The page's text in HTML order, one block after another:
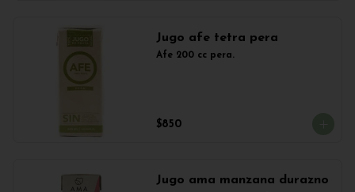
Jugo afe tetra pera
Afe 200 cc pera.
$850
Jugo ama manzana durazno